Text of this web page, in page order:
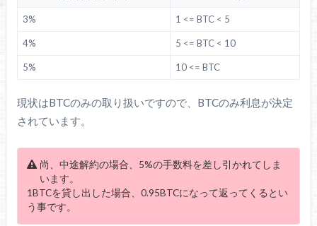
3% 1 <= BTC < 5
4% 5 <= BTC < 10
5% 10 <= BTC
現状はBTCのみの取り扱いですので、BTCのみ利息が決定
されています。
尚、中途解約の場合、5%の手数料を差し引かれてしま
います。
1BTCを貸し出した場合、0.95BTCになって返ってくるとい
う事です。